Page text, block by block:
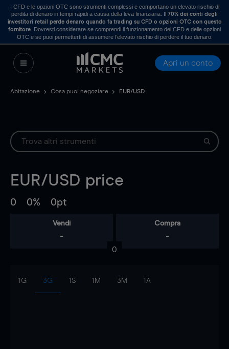
I CFD e le opzioni OTC sono strumenti complessi e comportano un elevato rischio di
perdita di denaro in tempi rapidi a causa della leva finanziaria. Il70% dei conti degli
investitori retail perde denaro quando fa trading su CFD o opzioni OTC con questo
fornitore . Dovresti considerare se comprendi il funzionamento dei CFD e delle opzioni
OTC e se puoi permetterti di assumere l’elevato rischio di perdere il tuo denaro.
Apri un conto
Abitazione Cosa puoi negoziare EUR/USD
EUR/USD price
0 0% 0pt
Vendi
-
Compra
-
0
1G 3G 1S 1M 3M 1A